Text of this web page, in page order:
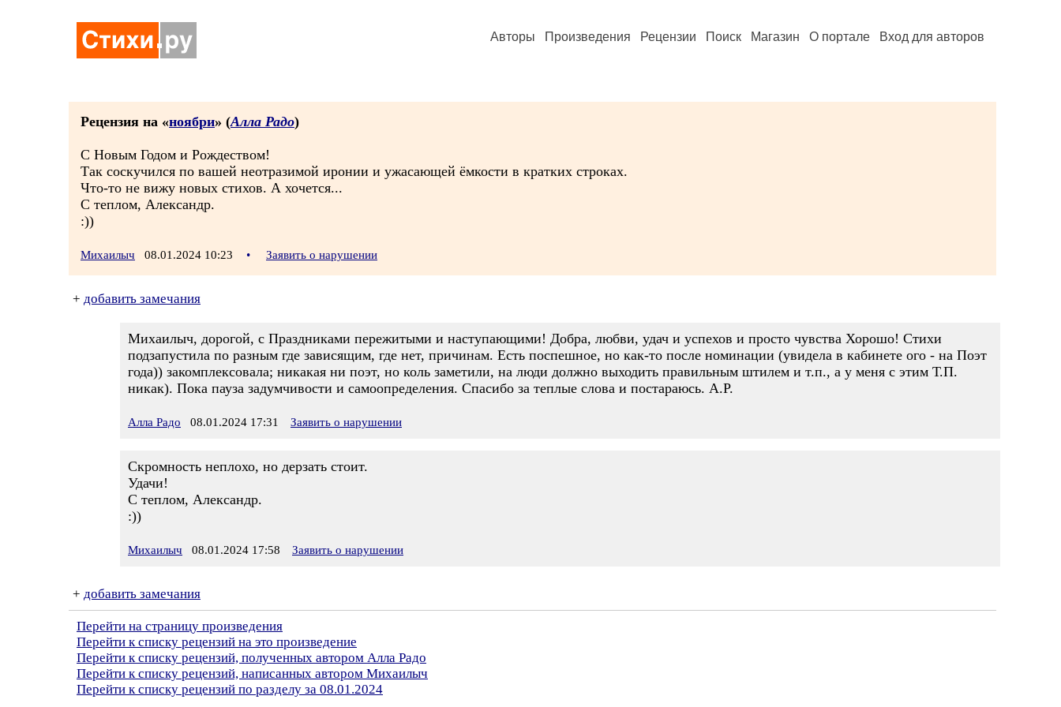
Авторы Произведения Рецензии Поиск Магазин О портале Вход для авторов
Рецензия на «ноябри» (Алла Радо)
С Новым Годом и Рождеством!
Так соскучился по вашей неотразимой иронии и ужасающей ёмкости в кратких строках.
Что-то не вижу новых стихов. А хочется...
С теплом, Александр.
:))
Михаилыч 08.01.2024 10:23 • Заявить о нарушении
+ добавить замечания
Михаилыч, дорогой, с Праздниками пережитыми и наступающими! Добра, любви, удач и успехов и просто чувства Хорошо! Стихи
подзапустила по разным где зависящим, где нет, причинам. Есть поспешное, но как-то после номинации (увидела в кабинете ого - на Поэт
года)) закомплексовала; никакая ни поэт, но коль заметили, на люди должно выходить правильным штилем и т.п., а у меня с этим Т.П.
никак). Пока пауза задумчивости и самоопределения. Спасибо за теплые слова и постараюсь. А.Р.
Алла Радо 08.01.2024 17:31 Заявить о нарушении
Скромность неплохо, но дерзать стоит.
Удачи!
С теплом, Александр.
:))
Михаилыч 08.01.2024 17:58 Заявить о нарушении
+ добавить замечания
Перейти на страницу произведения
Перейти к списку рецензий на это произведение
Перейти к списку рецензий, полученных автором Алла Радо
Перейти к списку рецензий, написанных автором Михаилыч
Перейти к списку рецензий по разделу за 08.01.2024